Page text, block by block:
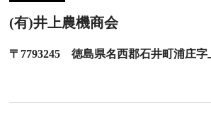
(有)井上農機商会
〒7793245 徳島県名西郡石井町浦庄字